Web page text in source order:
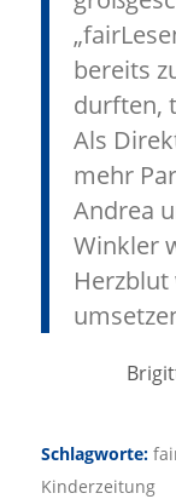
bereits
durften,
Als
mehr
Andrea
Winkler
Schlagworte:
Kinderzeitung